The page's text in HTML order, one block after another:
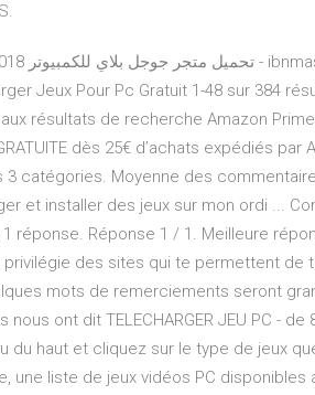
résultats de recherche Amazon
dès 25€ d’achats expédiés par
3 catégories. Moyenne des
et installer des jeux sur mon ordi ...
réponse. Réponse 1 / 1. Meilleure
des sites qui te permettent de
mots de remerciements seront
ont dit TELECHARGER JEU PC - de
du haut et cliquez sur le type de jeux
liste de jeux vidéos PC disponibles